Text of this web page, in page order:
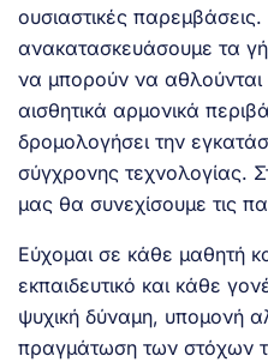
ουσιαστικές
ανακατασκευάσουμε τα
να μπορούν να
αισθητικά αρμονικά
δρομολογήσει την
σύγχρονης τεχνολογίας.
μας θα συνεχίσουμε τις
Εύχομαι σε κάθε μαθητή
εκπαιδευτικό και κάθε
ψυχική δύναμη, υπομονή
πραγμάτωση των στόχων